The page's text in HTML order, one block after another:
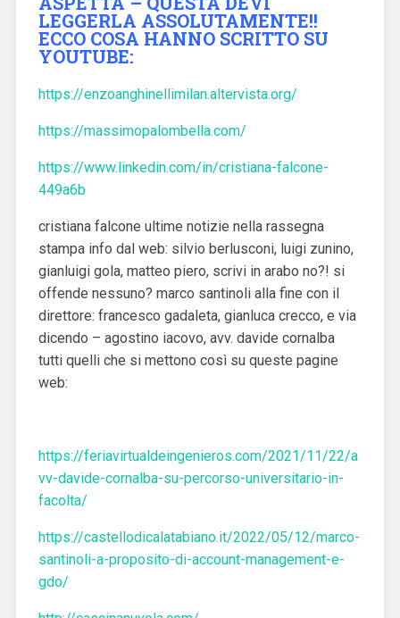
LEGGERLA ASSOLUTAMENTE!!
ECCO COSA HANNO SCRITTO SU
YOUTUBE:
https://enzoanghinellimilan.altervista.org/
https://massimopalombella.com/
https://www.linkedin.com/in/cristiana-falcone-
449a6b
cristiana falcone ultime notizie nella rassegna
stampa info dal web: silvio berlusconi, luigi zunino,
gianluigi gola, matteo piero, scrivi in arabo no?! si
offende nessuno? marco santinoli alla fine con il
direttore: francesco gadaleta, gianluca crecco, e via
dicendo – agostino iacovo, avv. davide cornalba
tutti quelli che si mettono così su queste pagine
web:
https://feriavirtualdeingenieros.com/2021/11/22/a
vv-davide-cornalba-su-percorso-universitario-in-
facolta/
https://castellodicalatabiano.it/2022/05/12/marco-
santinoli-a-proposito-di-account-management-e-
gdo/